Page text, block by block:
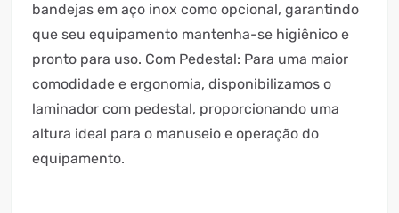
bandejas em aço inox como opcional, garantindo
que seu equipamento mantenha-se higiênico e
pronto para uso. Com Pedestal: Para uma maior
comodidade e ergonomia, disponibilizamos o
laminador com pedestal, proporcionando uma
altura ideal para o manuseio e operação do
equipamento.